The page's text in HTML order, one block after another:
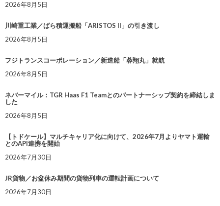
2026年8月5日
川崎重工業／ばら積運搬船「ARISTOS II」の引き渡し
2026年8月5日
フジトランスコーポレーション／新造船「蓉翔丸」就航
2026年8月5日
ネバーマイル：TGR Haas F1 Teamとのパートナーシップ契約を締結しま
した
2026年8月5日
【トドケール】マルチキャリア化に向けて、2026年7月よりヤマト運輸
とのAPI連携を開始
2026年7月30日
JR貨物／お盆休み期間の貨物列車の運転計画について
2026年7月30日